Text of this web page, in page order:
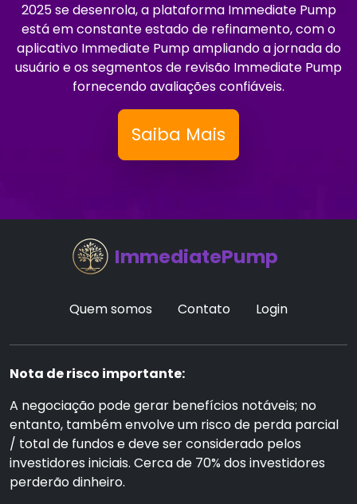
2025 se desenrola, a plataforma Immediate Pump
está em constante estado de refinamento, com o
aplicativo Immediate Pump ampliando a jornada do
usuário e os segmentos de revisão Immediate Pump
fornecendo avaliações confiáveis.
Saiba Mais
ImmediatePump
Quem somos Contato Login
Nota de risco importante:
A negociação pode gerar benefícios notáveis; no
entanto, também envolve um risco de perda parcial
/ total de fundos e deve ser considerado pelos
investidores iniciais. Cerca de 70% dos investidores
perderão dinheiro.